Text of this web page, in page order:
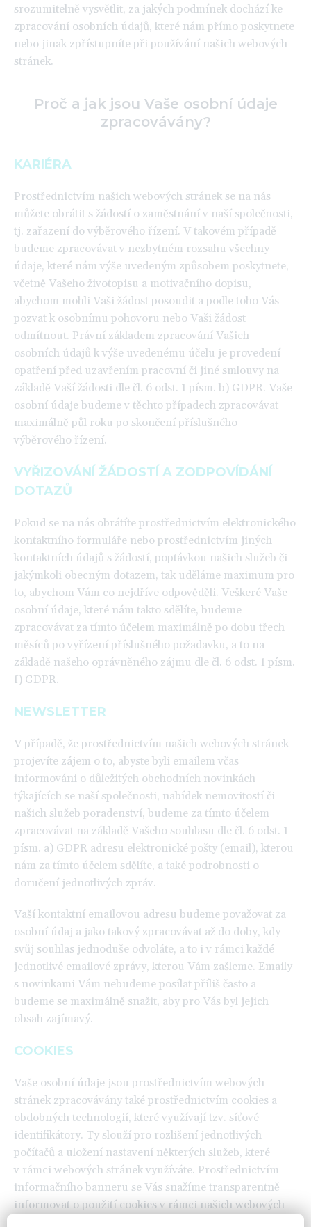
srozumitelně vysvětlit, za jakých podmínek dochází ke
zpracování osobních údajů, které nám přímo poskytnete
nebo jinak zpřístupníte při používání našich webových
stránek.
Proč a jak jsou Vaše osobní údaje
zpracovávány?
KARIÉRA
Prostřednictvím našich webových stránek se na nás
můžete obrátit s žádostí o zaměstnání v naší společnosti,
tj. zařazení do výběrového řízení. V takovém případě
budeme zpracovávat v nezbytném rozsahu všechny
údaje, které nám výše uvedeným způsobem poskytnete,
včetně Vašeho životopisu a motivačního dopisu,
abychom mohli Vaši žádost posoudit a podle toho Vás
pozvat k osobnímu pohovoru nebo Vaši žádost
odmítnout. Právní základem zpracování Vašich
osobních údajů k výše uvedenému účelu je provedení
opatření před uzavřením pracovní či jiné smlouvy na
základě Vaší žádosti dle čl. 6 odst. 1 písm. b) GDPR. Vaše
osobní údaje budeme v těchto případech zpracovávat
maximálně půl roku po skončení příslušného
výběrového řízení.
VYŘIZOVÁNÍ ŽÁDOSTÍ A ZODPOVÍDÁNÍ
DOTAZŮ
Pokud se na nás obrátíte prostřednictvím elektronického
kontaktního formuláře nebo prostřednictvím jiných
kontaktních údajů s žádostí, poptávkou našich služeb či
jakýmkoli obecným dotazem, tak uděláme maximum pro
to, abychom Vám co nejdříve odpověděli. Veškeré Vaše
osobní údaje, které nám takto sdělíte, budeme
zpracovávat za tímto účelem maximálně po dobu třech
měsíců po vyřízení příslušného požadavku, a to na
základě našeho oprávněného zájmu dle čl. 6 odst. 1 písm.
f) GDPR.
NEWSLETTER
V případě, že prostřednictvím našich webových stránek
projevíte zájem o to, abyste byli emailem včas
informováni o důležitých obchodních novinkách
týkajících se naší společnosti, nabídek nemovitostí či
našich služeb poradenství, budeme za tímto účelem
zpracovávat na základě Vašeho souhlasu dle čl. 6 odst. 1
písm. a) GDPR adresu elektronické pošty (email), kterou
nám za tímto účelem sdělíte, a také podrobnosti o
doručení jednotlivých zpráv.
Vaší kontaktní emailovou adresu budeme považovat za
osobní údaj a jako takový zpracovávat až do doby, kdy
svůj souhlas jednoduše odvoláte, a to i v rámci každé
jednotlivé emailové zprávy, kterou Vám zašleme. Emaily
s novinkami Vám nebudeme posílat příliš často a
budeme se maximálně snažit, aby pro Vás byl jejich
obsah zajímavý.
COOKIES
Vaše osobní údaje jsou prostřednictvím webových
stránek zpracovávány také prostřednictvím cookies a
obdobných technologií, které využívají tzv. síťové
identifikátory. Ty slouží pro rozlišení jednotlivých
počítačů a uložení nastavení některých služeb, které
v rámci webových stránek využíváte. Prostřednictvím
informačního banneru se Vás snažíme transparentně
informovat o použití cookies v rámci našich webových